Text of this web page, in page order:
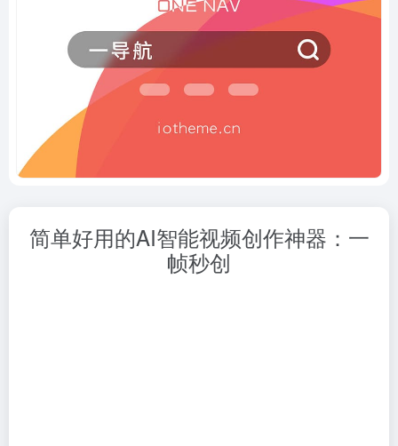
简单好用的AI智能视频创作神器：一
帧秒创